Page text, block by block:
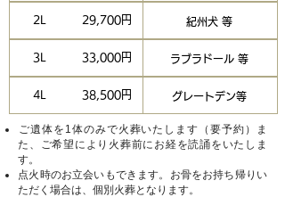
2L 29,700円 紀州犬 等
3L 33,000円 ラブラドール 等
4L 38,500円 グレートデン等
​ご遺体を1体のみで火葬いたします（要予約）ま
た、ご希望により火葬前にお経を読誦をいたしま
す。
​点火時のお立会いもできます。お骨をお持ち帰りい
ただく場合は、個別火葬となります。